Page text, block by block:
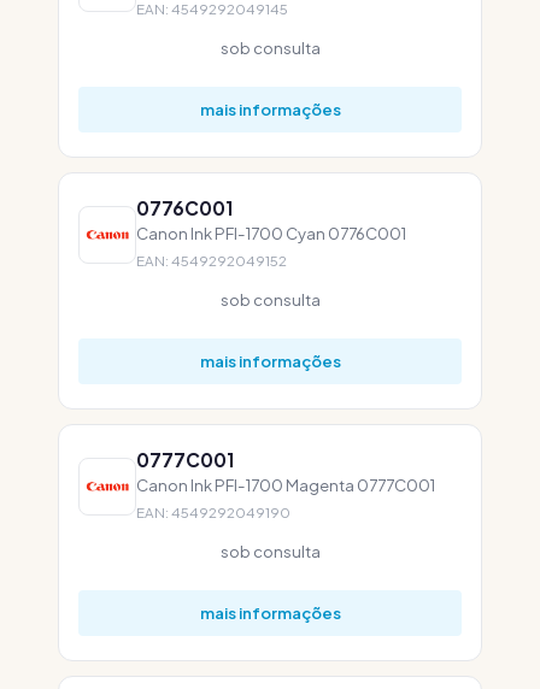
EAN: 4549292049145
sob consulta
mais informações
0776C001
Canon Ink PFI-1700 Cyan 0776C001
EAN: 4549292049152
sob consulta
mais informações
0777C001
Canon Ink PFI-1700 Magenta 0777C001
EAN: 4549292049190
sob consulta
mais informações